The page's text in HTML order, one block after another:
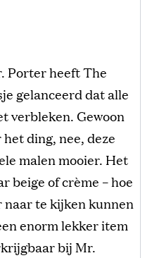
Porter heeft The
gelanceerd dat alle
verbleken. Gewoon
ding, nee, deze
malen mooier. Het
beige of crème – hoe
naar te kijken kunnen
enorm lekker item
bij Mr.